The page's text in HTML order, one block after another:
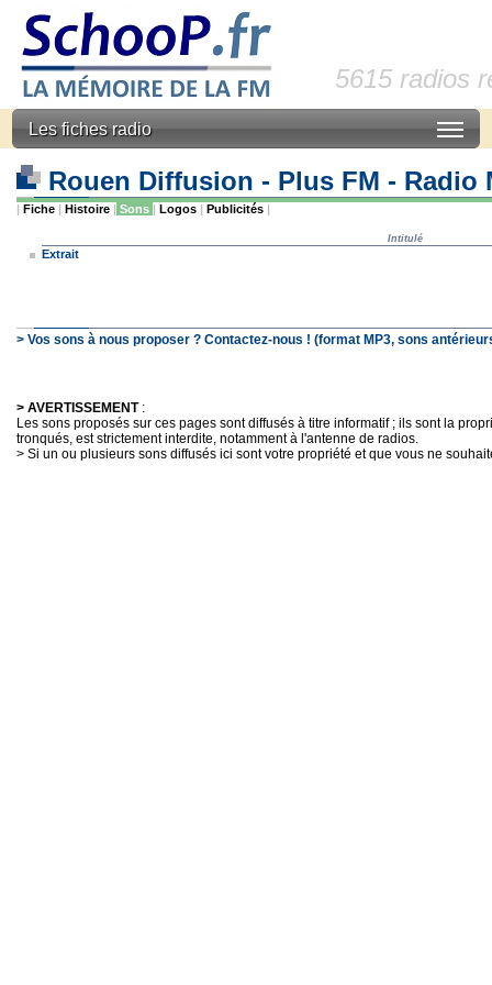
5615 radios
Les fiches radio
Rouen Diffusion - Plus FM - Radio
| Fiche | Histoire | Sons | Logos | Publicités |
Intitulé
Extrait
> Vos sons à nous proposer ? Contactez-nous ! (format MP3, sons
> AVERTISSEMENT:
Les sons proposés sur ces pages sont diffusés à titre informatif ; ils sont la
tronqués, est strictement interdite, notamment à l'antenne de radios.
> Si un ou plusieurs sons diffusés ici sont votre propriété et que vous ne